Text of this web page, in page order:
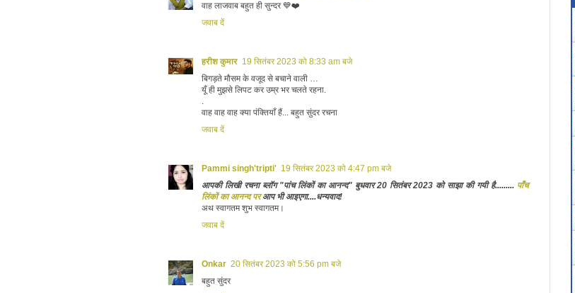
वाह लाजवाब बहुत ही सुन्दर 💙❤️
जवाब दें
हरीश कुमार 19 सितंबर 2023 को 8:33 am बजे
बिगड़ते मौसम के वजूद से बचाने वाली …
यूँ ही मुझसे लिपट कर उम्र भर चलते रहना.
.
वाह वाह वाह क्या पंक्तियाँ हैं... बहुत सुंदर रचना
जवाब दें
Pammi singh'tripti' 19 सितंबर 2023 को 4:47 pm बजे
आपकी लिखी रचना ब्लॉग "पांच लिंकों का आनन्द" बुधवार 20 सितंबर 2023 को साझा की गयी है......... पाँच
लिंकों का आनन्द परआप भी आइएगा....धन्यवाद!
अथ स्वागतम शुभ स्वागतम।
जवाब दें
Onkar 20 सितंबर 2023 को 5:56 pm बजे
बहुत सुंदर